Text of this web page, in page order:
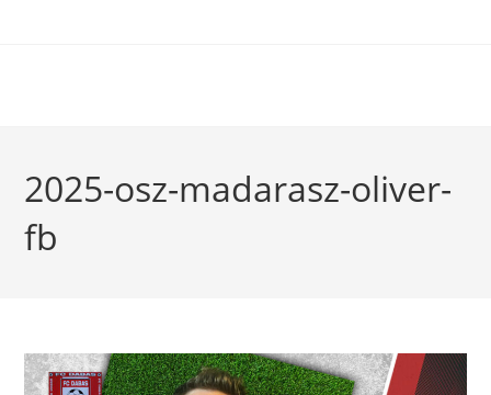
2025-osz-madarasz-oliver-
fb